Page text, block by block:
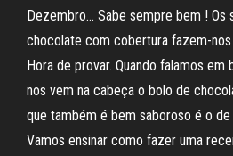
Dezembro… Sabe sempre bem ! Os
chocolate com cobertura fazem-
Hora de provar. Quando falamos
nos vem na cabeça o bolo de
que também é bem saboroso é o
Vamos ensinar como fazer uma